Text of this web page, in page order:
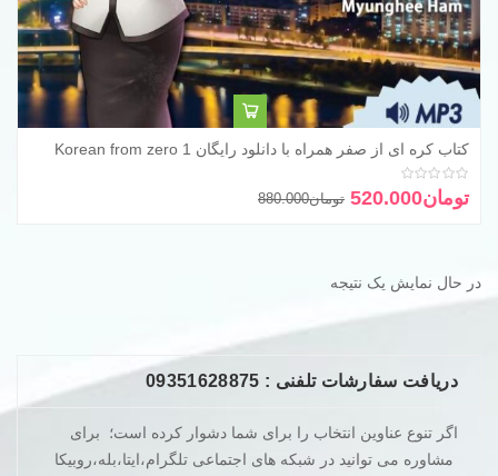
کتاب کره ای از صفر همراه با دانلود رایگان Korean from zero 1
امتیاز0از 5
تومان880.000قیمت
تومان520.000
قیمت
در حال نمایش یک نتیجه
دریافت سفارشات تلفنی : 09351628875
اگر تنوع عناوین انتخاب را برای شما دشوار کرده است؛ برای
مشاوره می توانید در شبکه های اجتماعی تلگرام،ایتا،بله،روبیکا